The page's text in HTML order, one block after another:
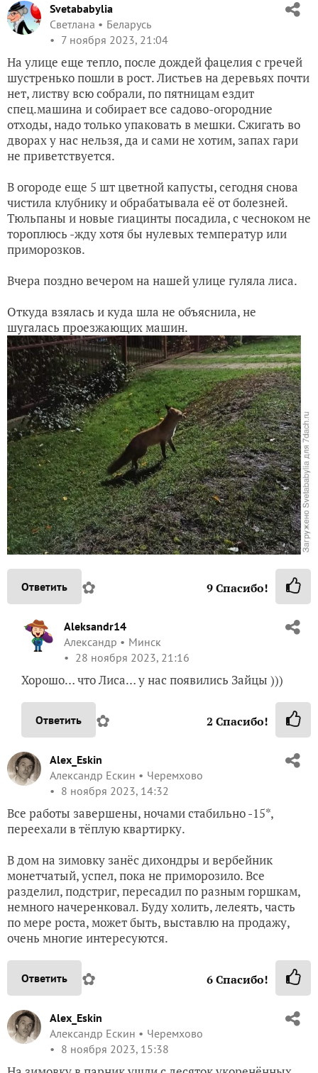
Svetababylia
Светлана
Беларусь
7 ноября 2023, 21:04
На улице еще тепло, после дождей фацелия с гречей
шустренько пошли в рост. Листьев на деревьях почти
нет, листву всю собрали, по пятницам ездит
спец.машина и собирает все садово-огородние
отходы, надо только упаковать в мешки. Сжигать во
дворах у нас нельзя, да и сами не хотим, запах гари
не приветствуется.
В огороде еще 5 шт цветной капусты, сегодня снова
чистила клубнику и обрабатывала её от болезней.
Тюльпаны и новые гиацинты посадила, с чесноком не
тороплюсь -жду хотя бы нулевых температур или
приморозков.
Вчера поздно вечером на нашей улице гуляла лиса.
Откуда взялась и куда шла не объяснила, не
шугалась проезжающих машин.
Ответить ✿ 9Спасибо!
Aleksandr14
Александр
Минск
28 ноября 2023, 21:16
Хорошо… что Лиса… у нас появились Зайцы )))
Ответить ✿ 2 Спасибо!
Alex_Eskin
Александр Ескин
Черемхово
8 ноября 2023, 14:32
Все работы завершены, ночами стабильно -15*,
переехали в тёплую квартирку.
В дом на зимовку занёс дихондры и вербейник
монетчатый, успел, пока не приморозило. Все
разделил, подстриг, пересадил по разным горшкам,
немного начеренковал. Буду холить, лелеять, часть
по мере роста, может быть, выставлю на продажу,
очень многие интересуются.
Ответить ✿ 6Спасибо!
Alex_Eskin
Александр Ескин
Черемхово
8 ноября 2023, 15:38